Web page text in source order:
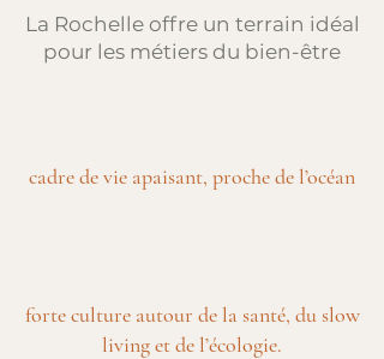
La Rochelle offre un terrain idéal
pour les métiers du bien-être
cadre de vie apaisant, proche de l’océan
forte culture autour de la santé, du slow
living et de l’écologie.